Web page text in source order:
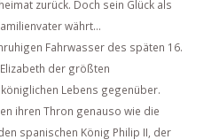
zurück. Doch sein Glück als
währt...
Fahrwasser des späten 16.
der größten
Lebens gegenüber.
ihren Thron genauso wie die
spanischen König Philip II, der